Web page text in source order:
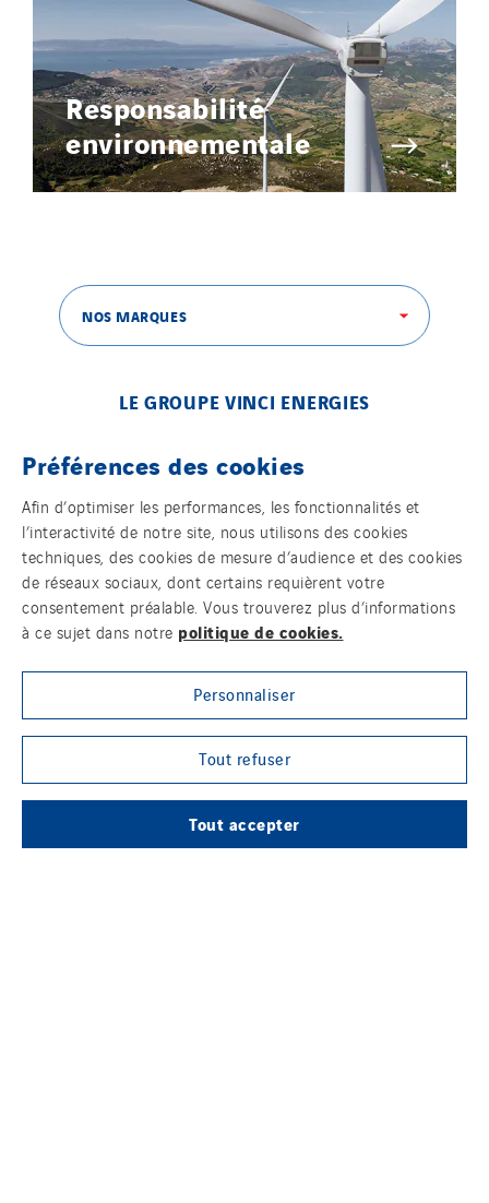
Responsabilité
environnementale
NOS MARQUES
LE GROUPE VINCI ENERGIES
NOTRE MÉDIA EN LIGNE
SUIVEZ-NOUS SUR LES RÉSEAUX SOCIAUX
Témoins
Préférences des cookies
Afin d’optimiser les performances, les fonctionnalités et
l’interactivité de notre site, nous utilisons des cookies
techniques, des cookies de mesure d’audience et des cookies
de réseaux sociaux, dont certains requièrent votre
consentement préalable. Vous trouverez plus d’informations
à ce sujet dans notre politique de cookies.
Personnaliser
Tout refuser
Tout accepter